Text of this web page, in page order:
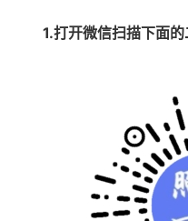
1.打开微信扫描下面